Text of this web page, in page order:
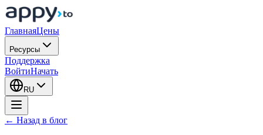
ГлавнаяЦены
Ресурсы
Поддержка
ВойтиНачать
RU
← Назад в блог